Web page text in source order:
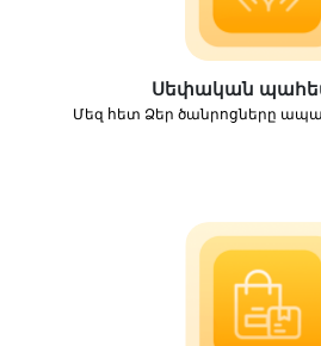
Սեփական
Մեզ հետ Ձեր ծանրոցները